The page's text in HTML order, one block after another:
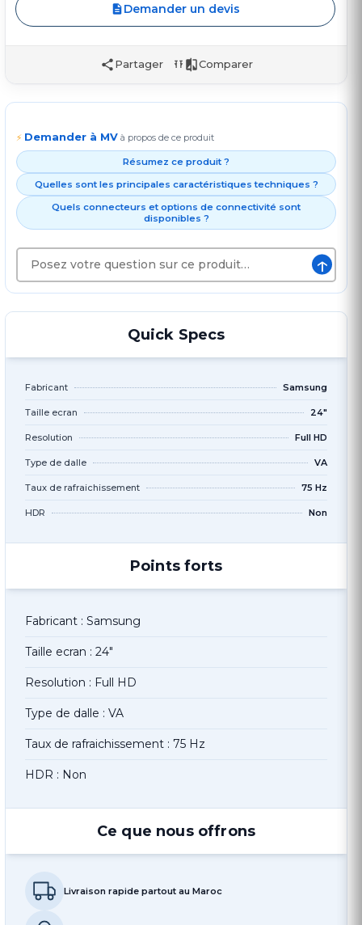
Demander un devis
Partager Comparer
⚡ Demander à MV à propos de ce produit
Résumez ce produit ?
Quelles sont les principales caractéristiques techniques ?
Quels connecteurs et options de connectivité sont
disponibles ?
↑
Quick Specs
Fabricant Samsung
Taille ecran 24"
Resolution Full HD
Type de dalle VA
Taux de rafraichissement 75 Hz
HDR Non
Points forts
Fabricant : Samsung
Taille ecran : 24"
Resolution : Full HD
Type de dalle : VA
Taux de rafraichissement : 75 Hz
HDR : Non
Ce que nous offrons
Livraison rapide partout au Maroc